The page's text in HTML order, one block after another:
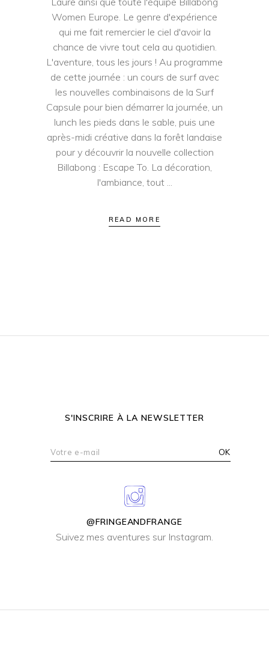
Women Europe. Le genre d'expérience
qui me fait remercier le ciel d'avoir la
chance de vivre tout cela au quotidien.
L'aventure, tous les jours ! Au programme
de cette journée : un cours de surf avec
les nouvelles combinaisons de la Surf
Capsule pour bien démarrer la journée, un
lunch les pieds dans le sable, puis une
après-midi créative dans la forêt landaise
pour y découvrir la nouvelle collection
Billabong : Escape To. La décoration,
l'ambiance, tout
READ MORE
S'INSCRIRE À LA NEWSLETTER
@FRINGEANDFRANGE
Suivez mes aventures sur Instagram.